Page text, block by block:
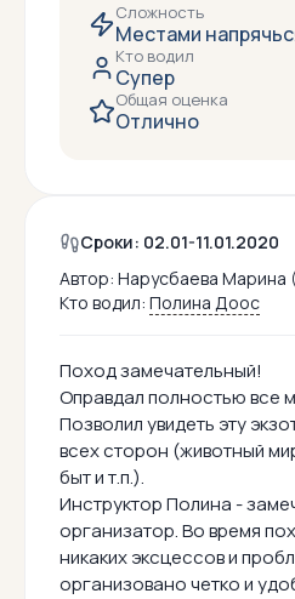
Сложность
Местами
Кто водил
Супер
Общая оценка
Отлично
Сроки: 02.01-11.01.2020
Автор: Нарусбаева Марина
Кто водил: Полина Доос
Поход замечательный!
Оправдал полностью все
Позволил увидеть эту
всех сторон (животный
быт и т.п.).
Инструктор Полина -
организатор. Во время
никаких эксцессов и
организовано четко и